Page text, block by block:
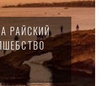
РАЙСКИЙ